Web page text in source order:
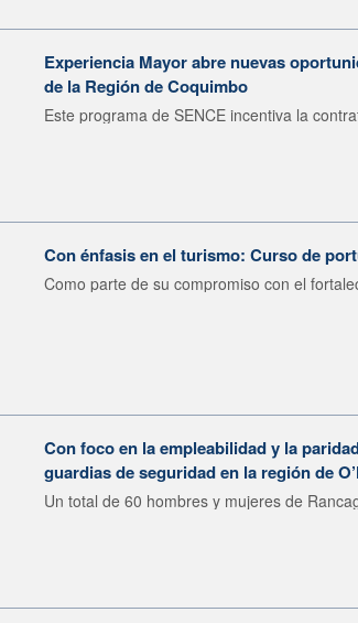
Experiencia Mayor abre nuevas
de la Región de Coquimbo
Este programa de SENCE incentiva la
Con énfasis en el turismo: Curso de
Como parte de su compromiso con el
Con foco en la empleabilidad y la
guardias de seguridad en la región de
Un total de 60 hombres y mujeres de